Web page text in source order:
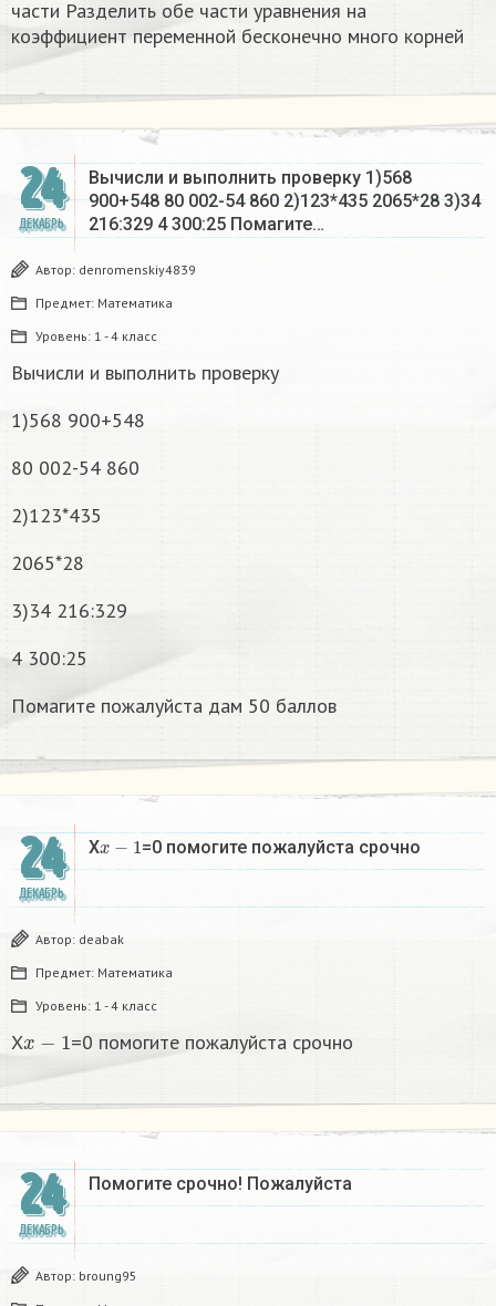
части Разделить обе части уравнения на
коэффициент переменной бесконечно много корней​
24
ДЕКАБРЬ
Вычисли и выполнить проверку 1)568
900+548 80 002-54 860 2)123*435 2065*28 3)34
216:329 4 300:25 Помагите…
Автор: denromenskiy4839
Предмет: Математика
Уровень: 1 - 4 класс
Вычисли и выполнить проверку
1)568 900+548
80 002-54 860
2)123*435
2065*28
3)34 216:329
4 300:25
Помагите пожалуйста дам 50 баллов
24
ДЕКАБРЬ
Xx−1 =0 помогите пожалуйста срочно
Автор: deabak
Предмет: Математика
Уровень: 1 - 4 класс
X =0 помогите пожалуйста срочно
24
ДЕКАБРЬ
Помогите срочно! Пожалуйста
Автор: broung95